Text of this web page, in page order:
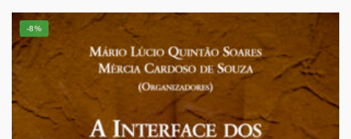
era:
R$421,03.
é:
R$387,35.
-8%